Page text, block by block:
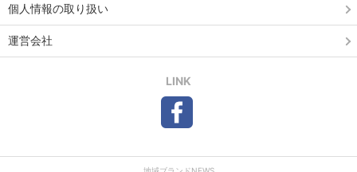
個人情報の取り扱い
運営会社
LINK